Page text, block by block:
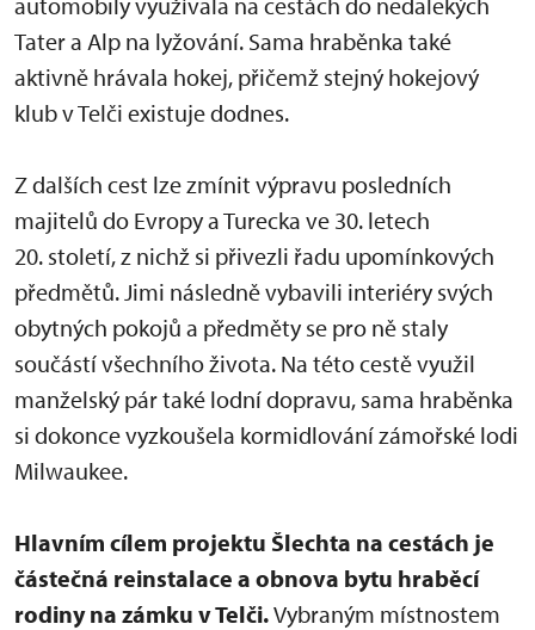
Tater a Alp na lyžování. Sama hraběnka také
aktivně hrávala hokej, přičemž stejný hokejový
klub v Telči existuje dodnes.
Z dalších cest lze zmínit výpravu posledních
majitelů do Evropy a Turecka ve 30. letech
20. století, z nichž si přivezli řadu upomínkových
předmětů. Jimi následně vybavili interiéry svých
obytných pokojů a předměty se pro ně staly
součástí všechního života. Na této cestě využil
manželský pár také lodní dopravu, sama hraběnka
si dokonce vyzkoušela kormidlování zámořské lodi
Milwaukee.
Hlavním cílem projektu Šlechta na cestách je
částečná reinstalace a obnova bytu hraběcí
rodiny na zámku v Telči.Vybraným místnostem